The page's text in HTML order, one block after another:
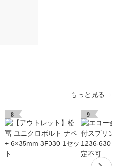
もっと見る
8 9